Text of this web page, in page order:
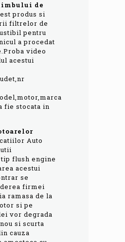
de
produs si
filtrelor de
pentru
a procedat
video
acestui
fie stocata in
Auto
flush engine
acestui
se
firmei
ramasa de la
si pe
vor degrada
si scurta
cauza